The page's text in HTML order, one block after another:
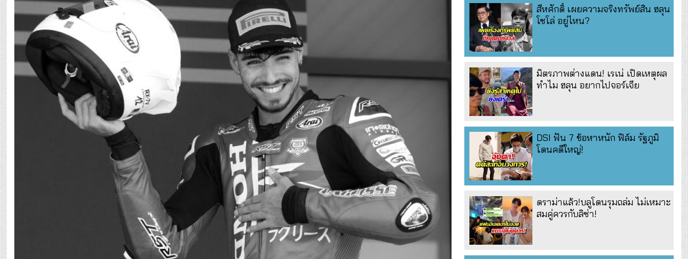
สีหศักดิ์ เผยความจริงทรัพย์สิน ฮลุน
โซโล่ อยู่ไหน?
มิตรภาพต่างแดน! เรเน่ เปิดเหตุผล
ทำไม ฮลุน อยากไปจอร์เจีย
DSI ฟัน 7 ข้อหาหนัก ฟิล์ม รัฐภูมิ
โดนคดีใหญ่!
ดราม่าแล้ว!บลูโดนรุมถล่ม ไม่เหมาะ
สมคู่ควรกับลิซ่า!